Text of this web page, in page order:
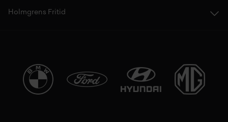
Holmgrens Fritid